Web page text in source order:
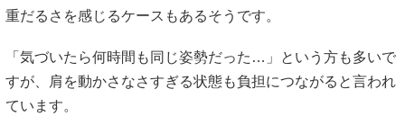
重だるさを感じるケースもあるそうです。
「気づいたら何時間も同じ姿勢だった…」という方も多いで
すが、肩を動かさなさすぎる状態も負担につながると言われ
ています。